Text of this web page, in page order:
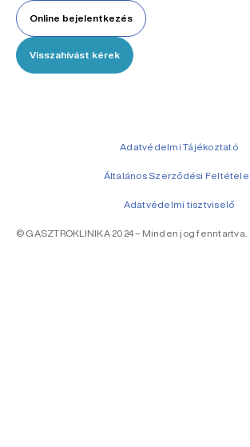
Online bejelentkezés
Visszahívást kérek
Adatvédelmi Tájékoztató
Általános Szerződési
Adatvédelmi tisztviselő
© GASZTROKLINIKA 2024 – Minden jog fenntartva.